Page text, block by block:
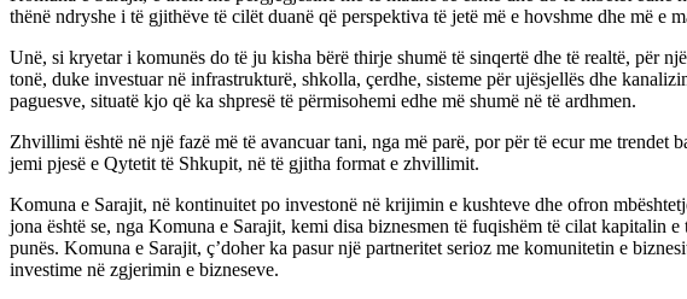
thënë ndryshe i të gjithëve të cilët duanë që perspektiva të jetë më e hovshme dhe më e
Unë, si kryetar i komunës do të ju kisha bërë thirje shumë të sinqertë dhe të realtë, për
tonë, duke investuar në infrastrukturë, shkolla, çerdhe, sisteme për ujësjellës dhe
paguesve, situatë kjo që ka shpresë të përmisohemi edhe më shumë në të ardhmen.
Zhvillimi është në një fazë më të avancuar tani, nga më parë, por për të ecur me
jemi pjesë e Qytetit të Shkupit, në të gjitha format e zhvillimit.
Komuna e Sarajit, në kontinuitet po investonë në krijimin e kushteve dhe ofron
jona është se, nga Komuna e Sarajit, kemi disa biznesmen të fuqishëm të cilat kapitalin
punës. Komuna e Sarajit, ç’doher ka pasur një partneritet serioz me komunitetin e
investime në zgjerimin e bizneseve.